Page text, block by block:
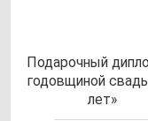
Пода­роч­ный
го­дов­щи­ной
лет»